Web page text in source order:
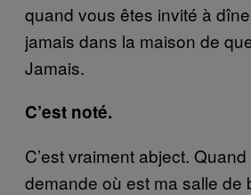
quand vous êtes invité à
jamais dans la maison de
Jamais.
C’est noté.
C’est vraiment abject.
demande où est ma salle de